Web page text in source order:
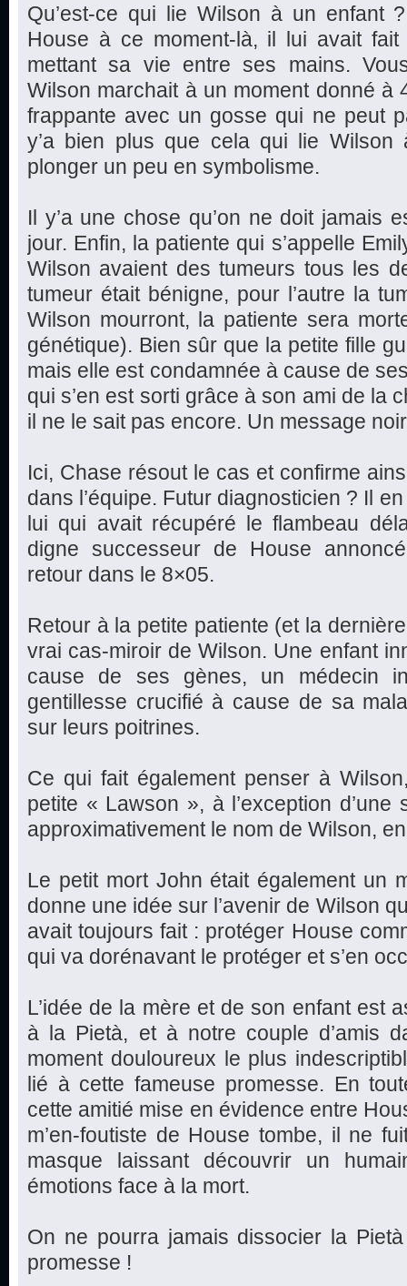
Qu’est-ce qui lie Wilson à un enfant
House à ce moment-là, il lui avait
mettant sa vie entre ses mains.
Wilson marchait à un moment donné à
frappante avec un gosse qui ne peut
y’a bien plus que cela qui lie
plonger un peu en symbolisme.
Il y’a une chose qu’on ne doit jamais
jour. Enfin, la patiente qui s’appelle
Wilson avaient des tumeurs tous les
tumeur était bénigne, pour l’autre la
Wilson mourront, la patiente sera
génétique). Bien sûr que la petite fille
mais elle est condamnée à cause de
qui s’en est sorti grâce à son ami de la
il ne le sait pas encore. Un message
Ici, Chase résout le cas et confirme
dans l’équipe. Futur diagnosticien ? Il en
lui qui avait récupéré le flambeau
digne successeur de House
retour dans le 8×05.
Retour à la petite patiente (et la
vrai cas-miroir de Wilson. Une enfant
cause de ses gènes, un médecin
gentillesse crucifié à cause de sa
sur leurs poitrines.
Ce qui fait également penser à
petite « Lawson », à l’exception
approximativement le nom de Wilson,
Le petit mort John était également un
donne une idée sur l’avenir de Wilson
avait toujours fait : protéger House
qui va dorénavant le protéger et s’en
L’idée de la mère et de son enfant est
à la Pietà, et à notre couple d’amis
moment douloureux le plus
lié à cette fameuse promesse. En
cette amitié mise en évidence entre
m’en-foutiste de House tombe, il ne
masque laissant découvrir un
émotions face à la mort.
On ne pourra jamais dissocier la
promesse !